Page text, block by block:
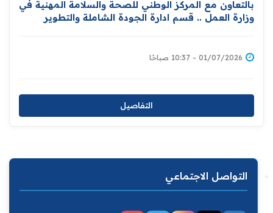
بالتعاون مع المركز الوطني للصحة والسلامة المهنية في
وزارة العمل .. ‏قسم ادارة الجودة الشاملة والتطوير
01/07/2026 - 10:37 صباحًا
التفاصيل
التواصل الاجتماعي